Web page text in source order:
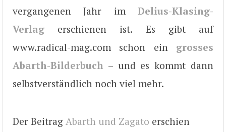
vergangenen Jahr im Delius-Klasing-
Verlag erschienen ist. Es gibt auf
www.radical-mag.com schon ein grosses
Abarth-Bilderbuch – und es kommt dann
selbstverständlich noch viel mehr.
Der Beitrag Abarth und Zagato erschien